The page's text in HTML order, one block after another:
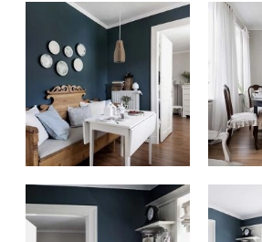
DOMOWE
RZEMIOSŁO
ZUPY
INNE